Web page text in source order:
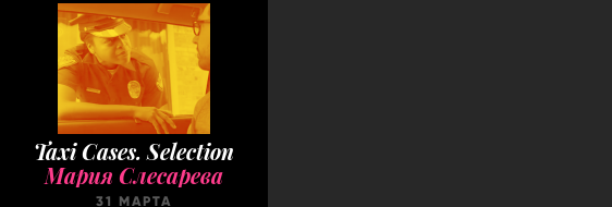
Taxi Cases. Selection
Мария Слесарева
31 МАРТА